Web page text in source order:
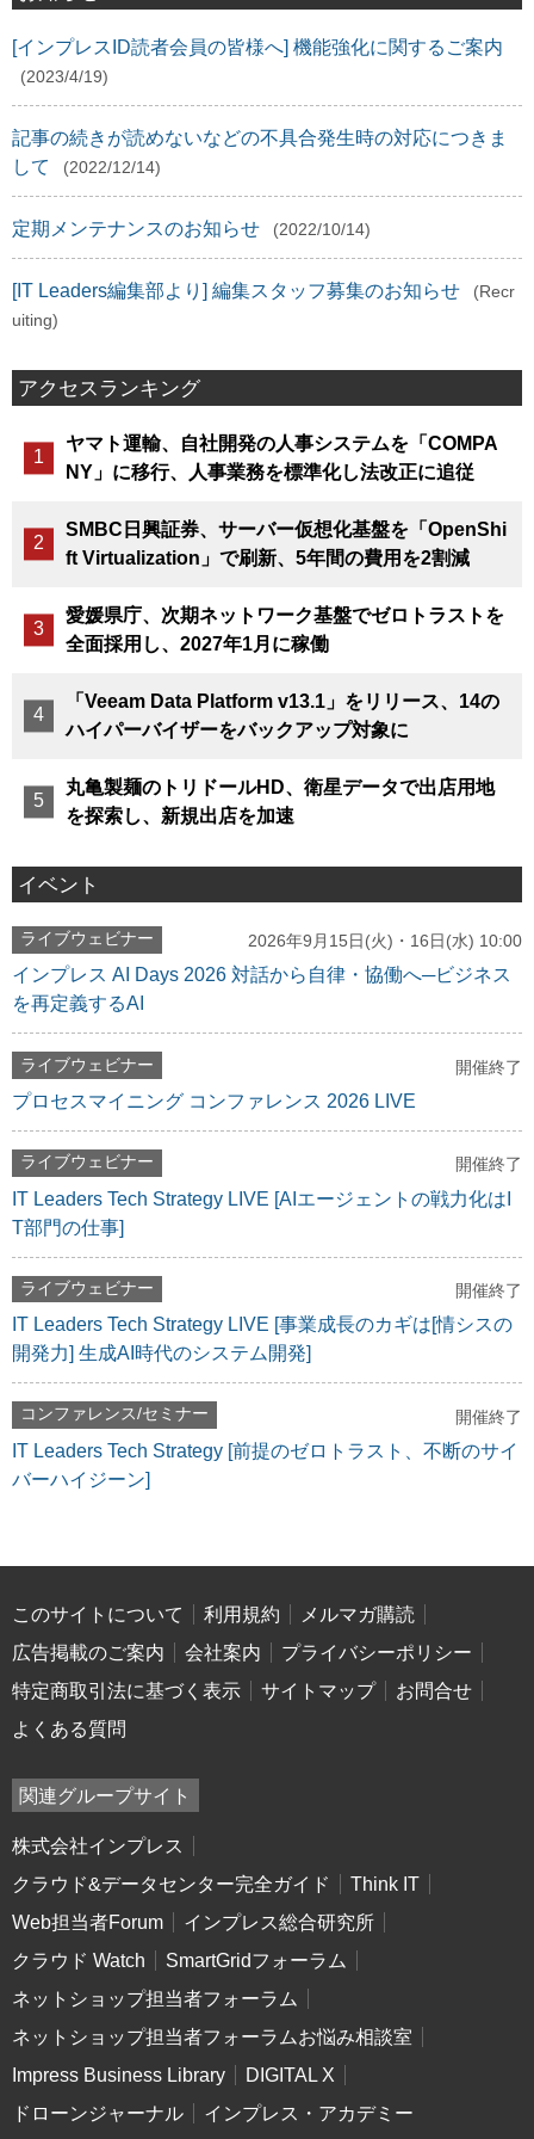
[インプレスID読者会員の皆様へ] 機能強化に関するご案内
(2023/4/19)
記事の続きが読めないなどの不具合発生時の対応につきま
して
(2022/12/14)
定期メンテナンスのお知らせ (2022/10/14)
[IT Leaders編集部より] 編集スタッフ募集のお知らせ
(Recr
uiting)
アクセスランキング
ヤマト運輸、自社開発の人事システムを「COMPA
NY」に移行、人事業務を標準化し法改正に追従
SMBC日興証券、サーバー仮想化基盤を「OpenShi
ft Virtualization」で刷新、5年間の費用を2割減
愛媛県庁、次期ネットワーク基盤でゼロトラストを
全面採用し、2027年1月に稼働
「Veeam Data Platform v13.1」をリリース、14の
ハイパーバイザーをバックアップ対象に
丸亀製麺のトリドールHD、衛星データで出店用地
を探索し、新規出店を加速
イベント
ライブウェビナー 2026年9月15日(火)・16日(水) 10:00
インプレス AI Days 2026 対話から自律・協働へ─ビジネス
を再定義するAI
ライブウェビナー 開催終了
プロセスマイニング コンファレンス 2026 LIVE
ライブウェビナー 開催終了
IT Leaders Tech Strategy LIVE [AIエージェントの戦力化はI
T部門の仕事]
ライブウェビナー 開催終了
IT Leaders Tech Strategy LIVE [事業成長のカギは[情シスの
開発力] 生成AI時代のシステム開発]
コンファレンス/セミナー 開催終了
IT Leaders Tech Strategy [前提のゼロトラスト、不断のサイ
バーハイジーン]
このサイトについて 利用規約
メルマガ購読
広告掲載のご案内
会社案内
プライバシーポリシー
特定商取引法に基づく表示
サイトマップ
お問合せ
よくある質問
関連グループサイト
株式会社インプレス
クラウド&データセンター完全ガイド
Think IT
Web担当者Forum
インプレス総合研究所
クラウド Watch
SmartGridフォーラム
ネットショップ担当者フォーラム
ネットショップ担当者フォーラムお悩み相談室
Impress Business Library
DIGITAL X
ドローンジャーナル
インプレス・アカデミー